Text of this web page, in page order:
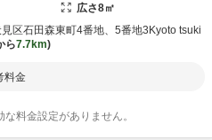
広さ8㎡
区石田森東町4番地、5番地3 Kyoto tsuki
ら7.7km
料金
料金設定がありません。